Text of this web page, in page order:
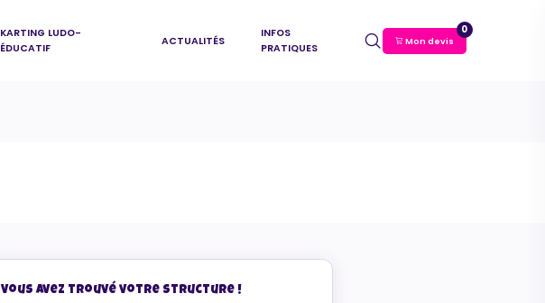
KARTING LUDO-
ÉDUCATIF
ACTUALITÉS
INFOS
PRATIQUES
Mon devis
0
Vous avez trouvé votre structure !